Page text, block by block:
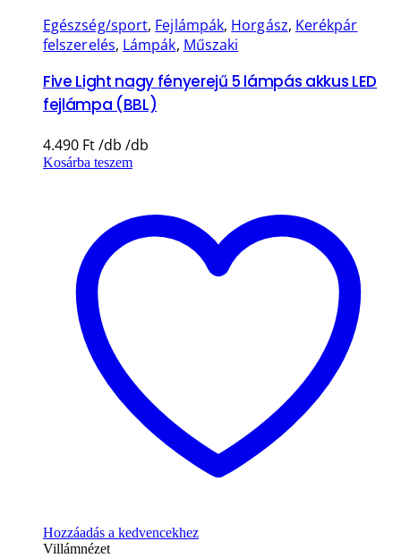
Egészség/sport, Fejlámpák, Horgász, Kerékpár
felszerelés, Lámpák, Műszaki
Five Light nagy fényerejű 5 lámpás akkus LED
fejlámpa (BBL)
4.490 Ft
Kosárba teszem
Hozzáadás a kedvencekhez
Villámnézet